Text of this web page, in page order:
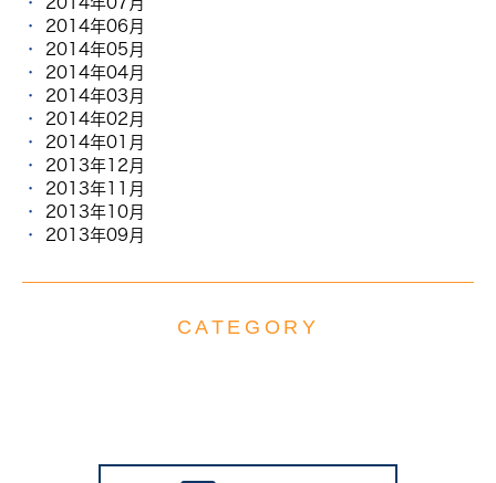
2014年06月
2014年05月
2014年04月
2014年03月
2014年02月
2014年01月
2013年12月
2013年11月
2013年10月
2013年09月
CATEGORY